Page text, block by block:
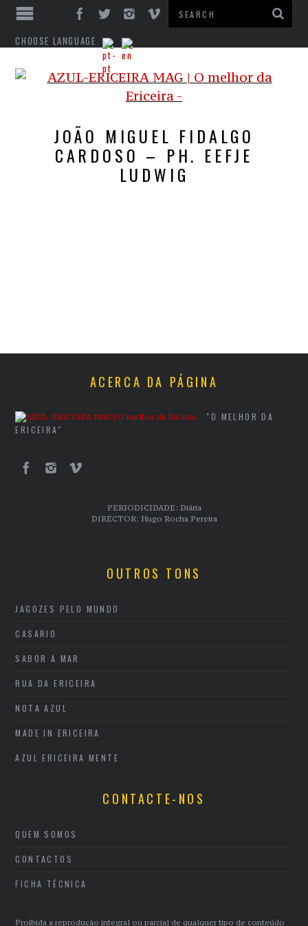
CHOOSE LANGUAGE
JOÃO MIGUEL FIDALGO
CARDOSO – PH. EEFJE
LUDWIG
ACERCA DA PÁGINA
"O MELHOR DA
ERICEIRA"
PERIODICIDADE: Diária
DIRECTOR: Hugo Rocha Pereira
OUTROS TONS
JAGOZES PELO MUNDO
CASARIO
SABOR A MAR
RUA DA ERICEIRA
NOTA AZUL
MADE IN ERICEIRA
AZUL ERICEIRA MENTE
CONTACTE-NOS
QUEM SOMOS
CONTACTOS
FICHA TÉCNICA
Proibida a reprodução integral ou parcial de qualquer tipo de conteúdo